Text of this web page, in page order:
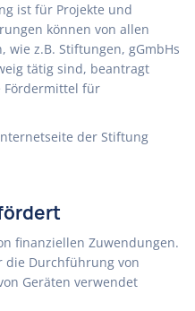
ist für Projekte und
können von allen
z.B. Stiftungen, gGmbHs
tätig sind, beantragt
Fördermittel für
der Stiftung
finanziellen Zuwendungen.
die Durchführung von
Geräten verwendet